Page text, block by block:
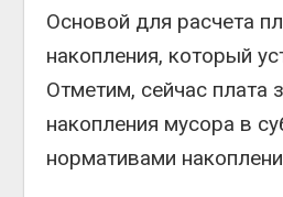
Основой для расчета
накопления, который
Отметим, сейчас плата
накопления мусора в
нормативами